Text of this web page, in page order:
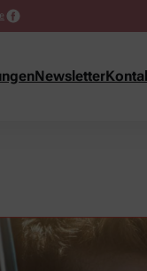
Newsletter